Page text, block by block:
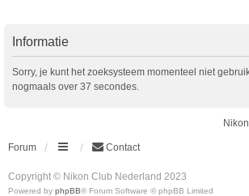
Informatie
Sorry, je kunt het zoeksysteem momenteel niet
nogmaals over 37 secondes.
Forum Contact
Copyright © Nikon Club Nederland 2023
Powered by phpBB® Forum Software © phpBB Limited